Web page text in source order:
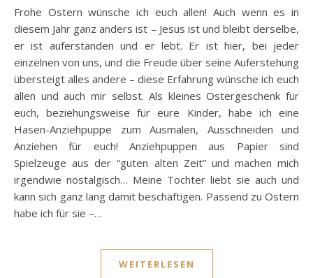
Frohe Ostern wünsche ich euch allen! Auch wenn es in
diesem Jahr ganz anders ist – Jesus ist und bleibt derselbe,
er ist auferstanden und er lebt. Er ist hier, bei jeder
einzelnen von uns, und die Freude über seine Auferstehung
übersteigt alles andere – diese Erfahrung wünsche ich euch
allen und auch mir selbst. Als kleines Ostergeschenk für
euch, beziehungsweise für eure Kinder, habe ich eine
Hasen-Anziehpuppe zum Ausmalen, Ausschneiden und
Anziehen für euch! Anziehpuppen aus Papier sind
Spielzeuge aus der “guten alten Zeit” und machen mich
irgendwie nostalgisch… Meine Tochter liebt sie auch und
kann sich ganz lang damit beschäftigen. Passend zu Ostern
habe ich für sie –…
WEITERLESEN